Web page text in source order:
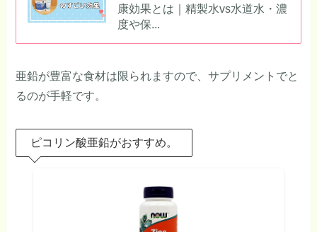
康効果とは｜精製水vs水道水・濃
度や保...
亜鉛が豊富な食材は限られますので、サプリメントでと
るのが手軽です。
ピコリン酸亜鉛がおすすめ。